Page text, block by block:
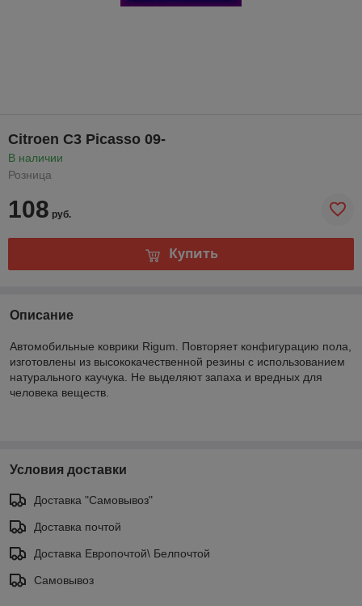
Citroen C3 Picasso 09-
В наличии
Розница
108 руб.
Купить
Описание
Автомобильные коврики Rigum. Повторяет конфигурацию пола,
изготовлены из высококачественной резины с использованием
натурального каучука. Не выделяют запаха и вредных для
человека веществ.
Условия доставки
Доставка "Самовывоз"
Доставка почтой
Доставка Европочтой\ Белпочтой
Самовывоз